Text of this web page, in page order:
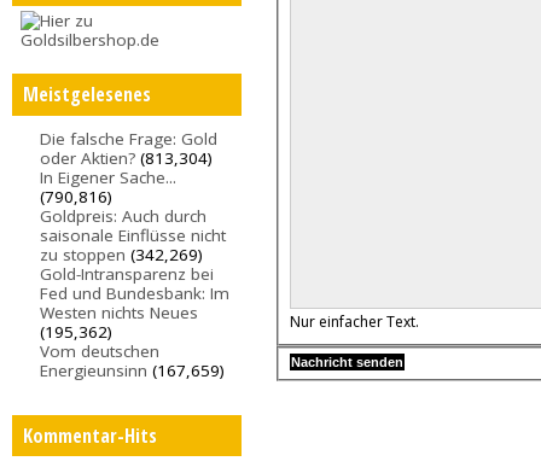
Meistgelesenes
Die falsche Frage: Gold
oder Aktien? (813,304)
In Eigener Sache...
(790,816)
Goldpreis: Auch durch
saisonale Einflüsse nicht
zu stoppen (342,269)
Gold-Intransparenz bei
Fed und Bundesbank: Im
Westen nichts Neues
(195,362)
Vom deutschen
Energieunsinn (167,659)
Kommentar-Hits
Nur einfacher Text.